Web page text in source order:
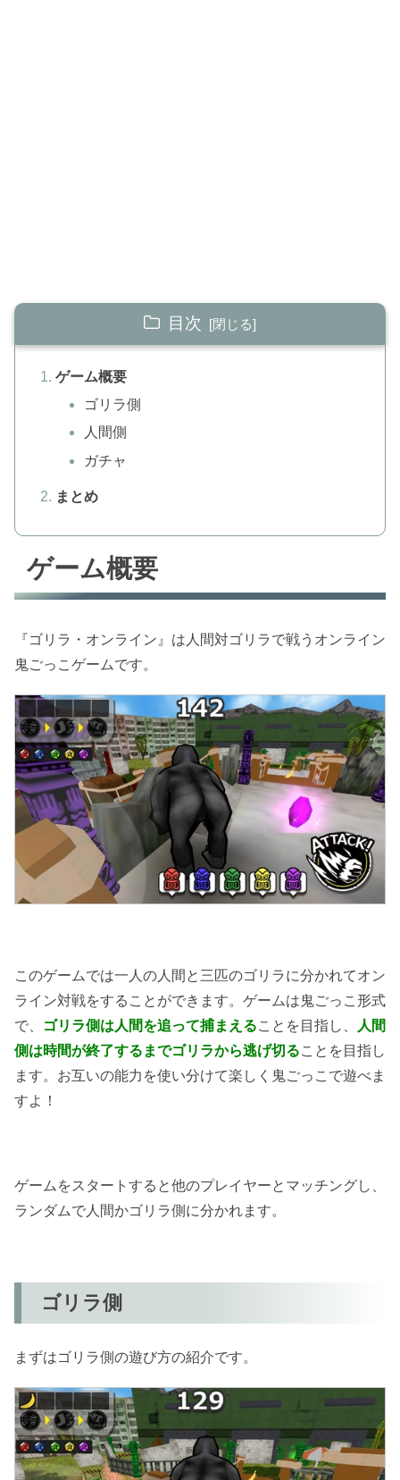
目次
ゲーム概要
ゴリラ側
人間側
ガチャ
まとめ
ゲーム概要
『ゴリラ・オンライン』は人間対ゴリラで戦うオンライン
鬼ごっこゲームです。
このゲームでは一人の人間と三匹のゴリラに分かれてオン
ライン対戦をすることができます。ゲームは鬼ごっこ形式
で、
ゴリラ側は人間を追って捕まえることを目指し、
人間
側は時間が終了するまでゴリラから逃げ切ることを目指し
ます。お互いの能力を使い分けて楽しく鬼ごっこで遊べま
すよ！
ゲームをスタートすると他のプレイヤーとマッチングし、
ランダムで人間かゴリラ側に分かれます。
ゴリラ側
まずはゴリラ側の遊び方の紹介です。